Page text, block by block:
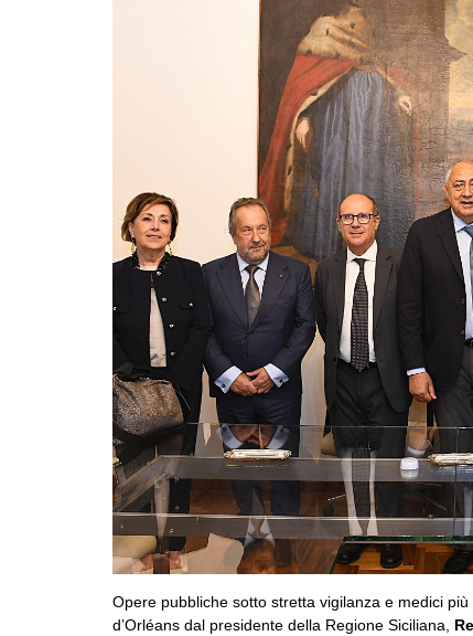
Opere pubbliche sotto stretta vigilanza e medici
d’Orléans dal presidente della Regione Siciliana,